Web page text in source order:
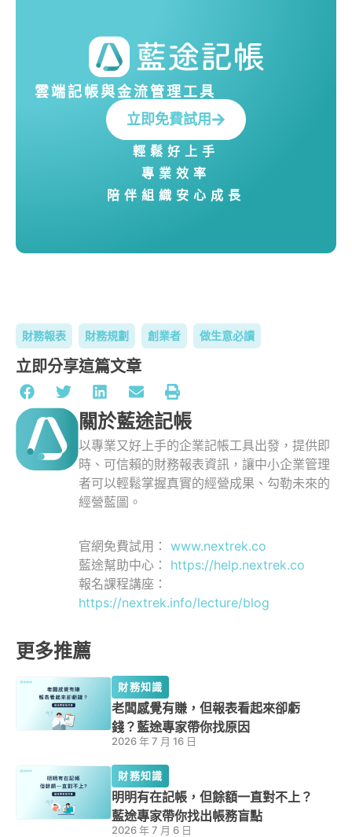
雲端記帳與金流管理工具
立即免費試用
輕鬆好上手
專業效率
陪伴組織安心成長
財務報表 財務規劃 創業者 做生意必讀
立即分享這篇文章
關於藍途記帳
以專業又好上手的企業記帳工具出發，提供即
時、可信賴的財務報表資訊，讓中小企業管理
者可以輕鬆掌握真實的經營成果、勾勒未來的
經營藍圖。
官網免費試用： www.nextrek.co
藍途幫助中心： https://help.nextrek.co
報名課程講座：
https://nextrek.info/lecture/blog
更多推薦
財務知識
老闆感覺有賺，但報表看起來卻虧
錢？藍途專家帶你找原因
2026 年 7 月 16 日
財務知識
明明有在記帳，但餘額一直對不上？
藍途專家帶你找出帳務盲點
2026 年 7 月 6 日